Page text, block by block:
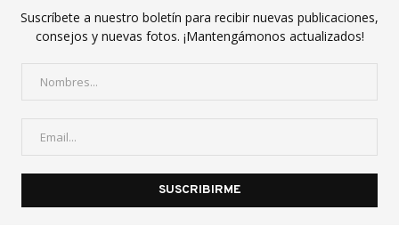
Suscríbete a nuestro boletín para recibir nuevas publicaciones,
consejos y nuevas fotos. ¡Mantengámonos actualizados!